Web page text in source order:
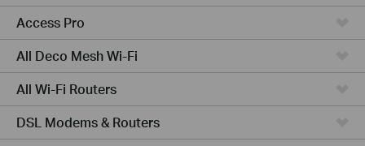
Access Pro
All Deco Mesh Wi-Fi
All Wi-Fi Routers
DSL Modems & Routers